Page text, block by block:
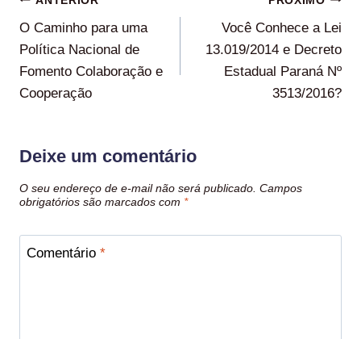
O Caminho para uma
Política Nacional de
Fomento Colaboração e
Cooperação
Você Conhece a Lei
13.019/2014 e Decreto
Estadual Paraná Nº
3513/2016?
Deixe um comentário
O seu endereço de e-mail não será publicado. Campos
obrigatórios são marcados com *
Comentário *